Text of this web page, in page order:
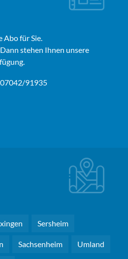
Abo für Sie.
stehen Ihnen unsere
07042/91935
Sersheim
Sachsenheim Umland